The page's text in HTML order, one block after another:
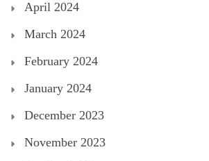
April 2024
March 2024
February 2024
January 2024
December 2023
November 2023